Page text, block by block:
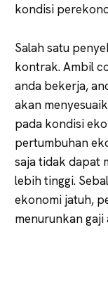
kondisi
Salah satu
kontrak. Ambil
anda bekerja,
akan
pada kondisi
pertumbuhan
saja tidak dapat
lebih tinggi.
ekonomi jatuh,
menurunkan gaji